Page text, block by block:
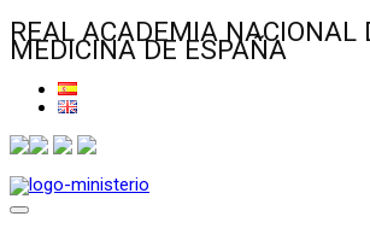
REAL ACADEMIA NACIONAL
MEDICINA DE ESPAÑA